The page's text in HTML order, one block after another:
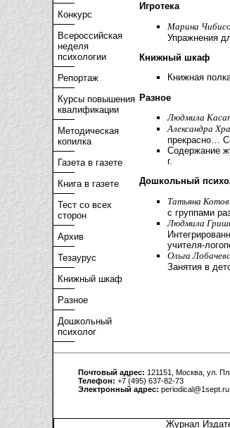
Конкурс
Всероссийская
неделя
психологии
Репортаж
Курсы повышения
квалификации
Методическая
копилка
Газета в газете
Книга в газете
Тест со всех
сторон
Архив
Тезаурус
Книжный шкаф
Разное
Дошкольный
психолог
Игротека
Марина
Упражнения
Книжный шкаф
Книжная
Разное
Людмила
Александра
прекрасно…
Содержание
г.
Дошкольный
Татьяна
с группами
Людмила
учителя-
Ольга
Занятия в
Почтовый адрес: 121151, Москва, ул.
Телефон: +7 (495) 637-82-73
Электронный адрес: periodical@1sept.ru
Журнал